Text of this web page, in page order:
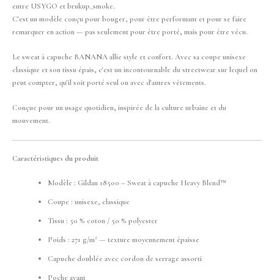
entre USYGO et brukup_smoke.
C'est un modèle conçu pour bouger, pour être performant et pour se faire
remarquer en action — pas seulement pour être porté, mais pour être vécu.
Le sweat à capuche BANANA allie style et confort. Avec sa coupe unisexe
classique et son tissu épais, c'est un incontournable du streetwear sur lequel on
peut compter, qu'il soit porté seul ou avec d'autres vêtements.
Conçue pour un usage quotidien, inspirée de la culture urbaine et du
mouvement.
Caractéristiques du produit
Modèle : Gildan 18500 – Sweat à capuche Heavy Blend™
Coupe : unisexe, classique
Tissu : 50 % coton / 50 % polyester
Poids : 271 g/m² — texture moyennement épaisse
Capuche doublée avec cordon de serrage assorti
Poche avant